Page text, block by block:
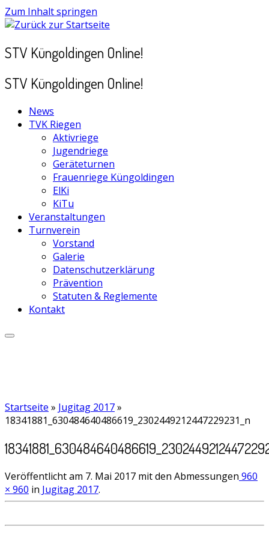
Zum Inhalt springen
STV Küngoldingen Online!
STV Küngoldingen Online!
News
TVK Riegen
Aktivriege
Jugendriege
Geräteturnen
Frauenriege Küngoldingen
ElKi
KiTu
Veranstaltungen
Turnverein
Vorstand
Galerie
Datenschutzerklärung
Prävention
Statuten & Reglemente
Kontakt
Startseite » Jugitag 2017»
18341881_630484640486619_2302449212447229231_n
Veröffentlicht am 7. Mai 2017 mit den Abmessungen 960
× 960 in Jugitag 2017.